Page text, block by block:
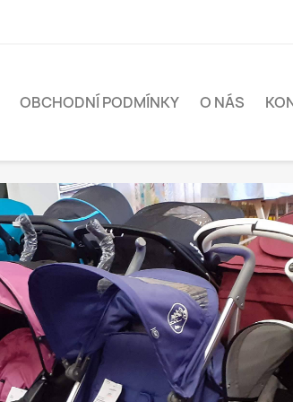
OBCHODNÍ PODMÍNKY O NÁS